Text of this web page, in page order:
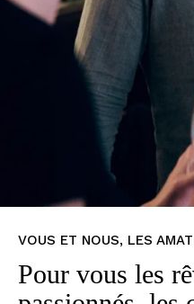
VOUS ET NOUS, LES
Pour vous les